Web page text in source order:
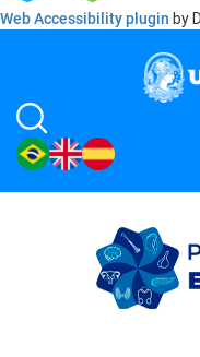
Web Accessibility plugin by